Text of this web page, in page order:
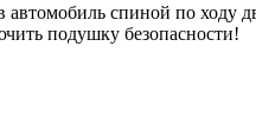
автомобиль спиной по
подушку безопасности!